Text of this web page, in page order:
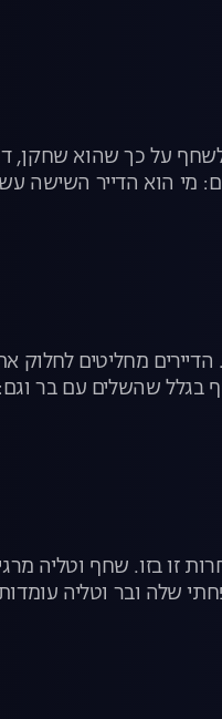
על כך שהוא שחקן,
מי הוא הדייר השישה
מחליטים לחלוק
שהשלים עם בר
זו בזו. שחף וטליה
שלה ובר וטליה